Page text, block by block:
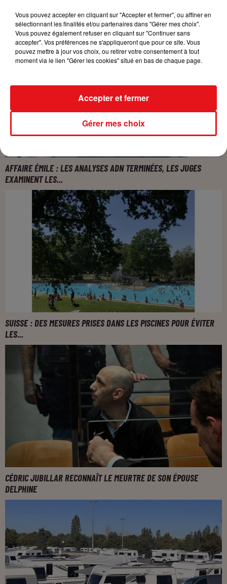
DÉPARTS EN VACANCES : ATTENTION À L'ARNAQUE AU PNEU CREVÉ
SUR LES...
AFFAIRE ÉMILE : LES ANALYSES ADN TERMINÉES, LES JUGES
EXAMINENT LES...
SUISSE : DES MESURES PRISES DANS LES PISCINES POUR ÉVITER
LES...
CÉDRIC JUBILLAR RECONNAÎT LE MEURTRE DE SON ÉPOUSE
DELPHINE
Vous pouvez accepter en cliquant sur "Accepter et fermer", ou affiner en
sélectionnant les finalités et/ou partenaires dans "Gérer mes choix".
Vous pouvez également refuser en cliquant sur "Continuer sans
accepter". Vos préférences ne s'appliqueront que pour ce site. Vous
pouvez mettre à jour vos choix, ou retirer votre consentement à tout
moment via le lien "Gérer les cookies" situé en bas de chaque page.
Gérer mes choix
Accepter et fermer